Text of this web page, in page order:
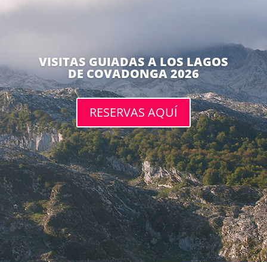
VISITAS GUIADAS A LOS LAGOS
DE COVADONGA 2026
RESERVAS AQUÍ